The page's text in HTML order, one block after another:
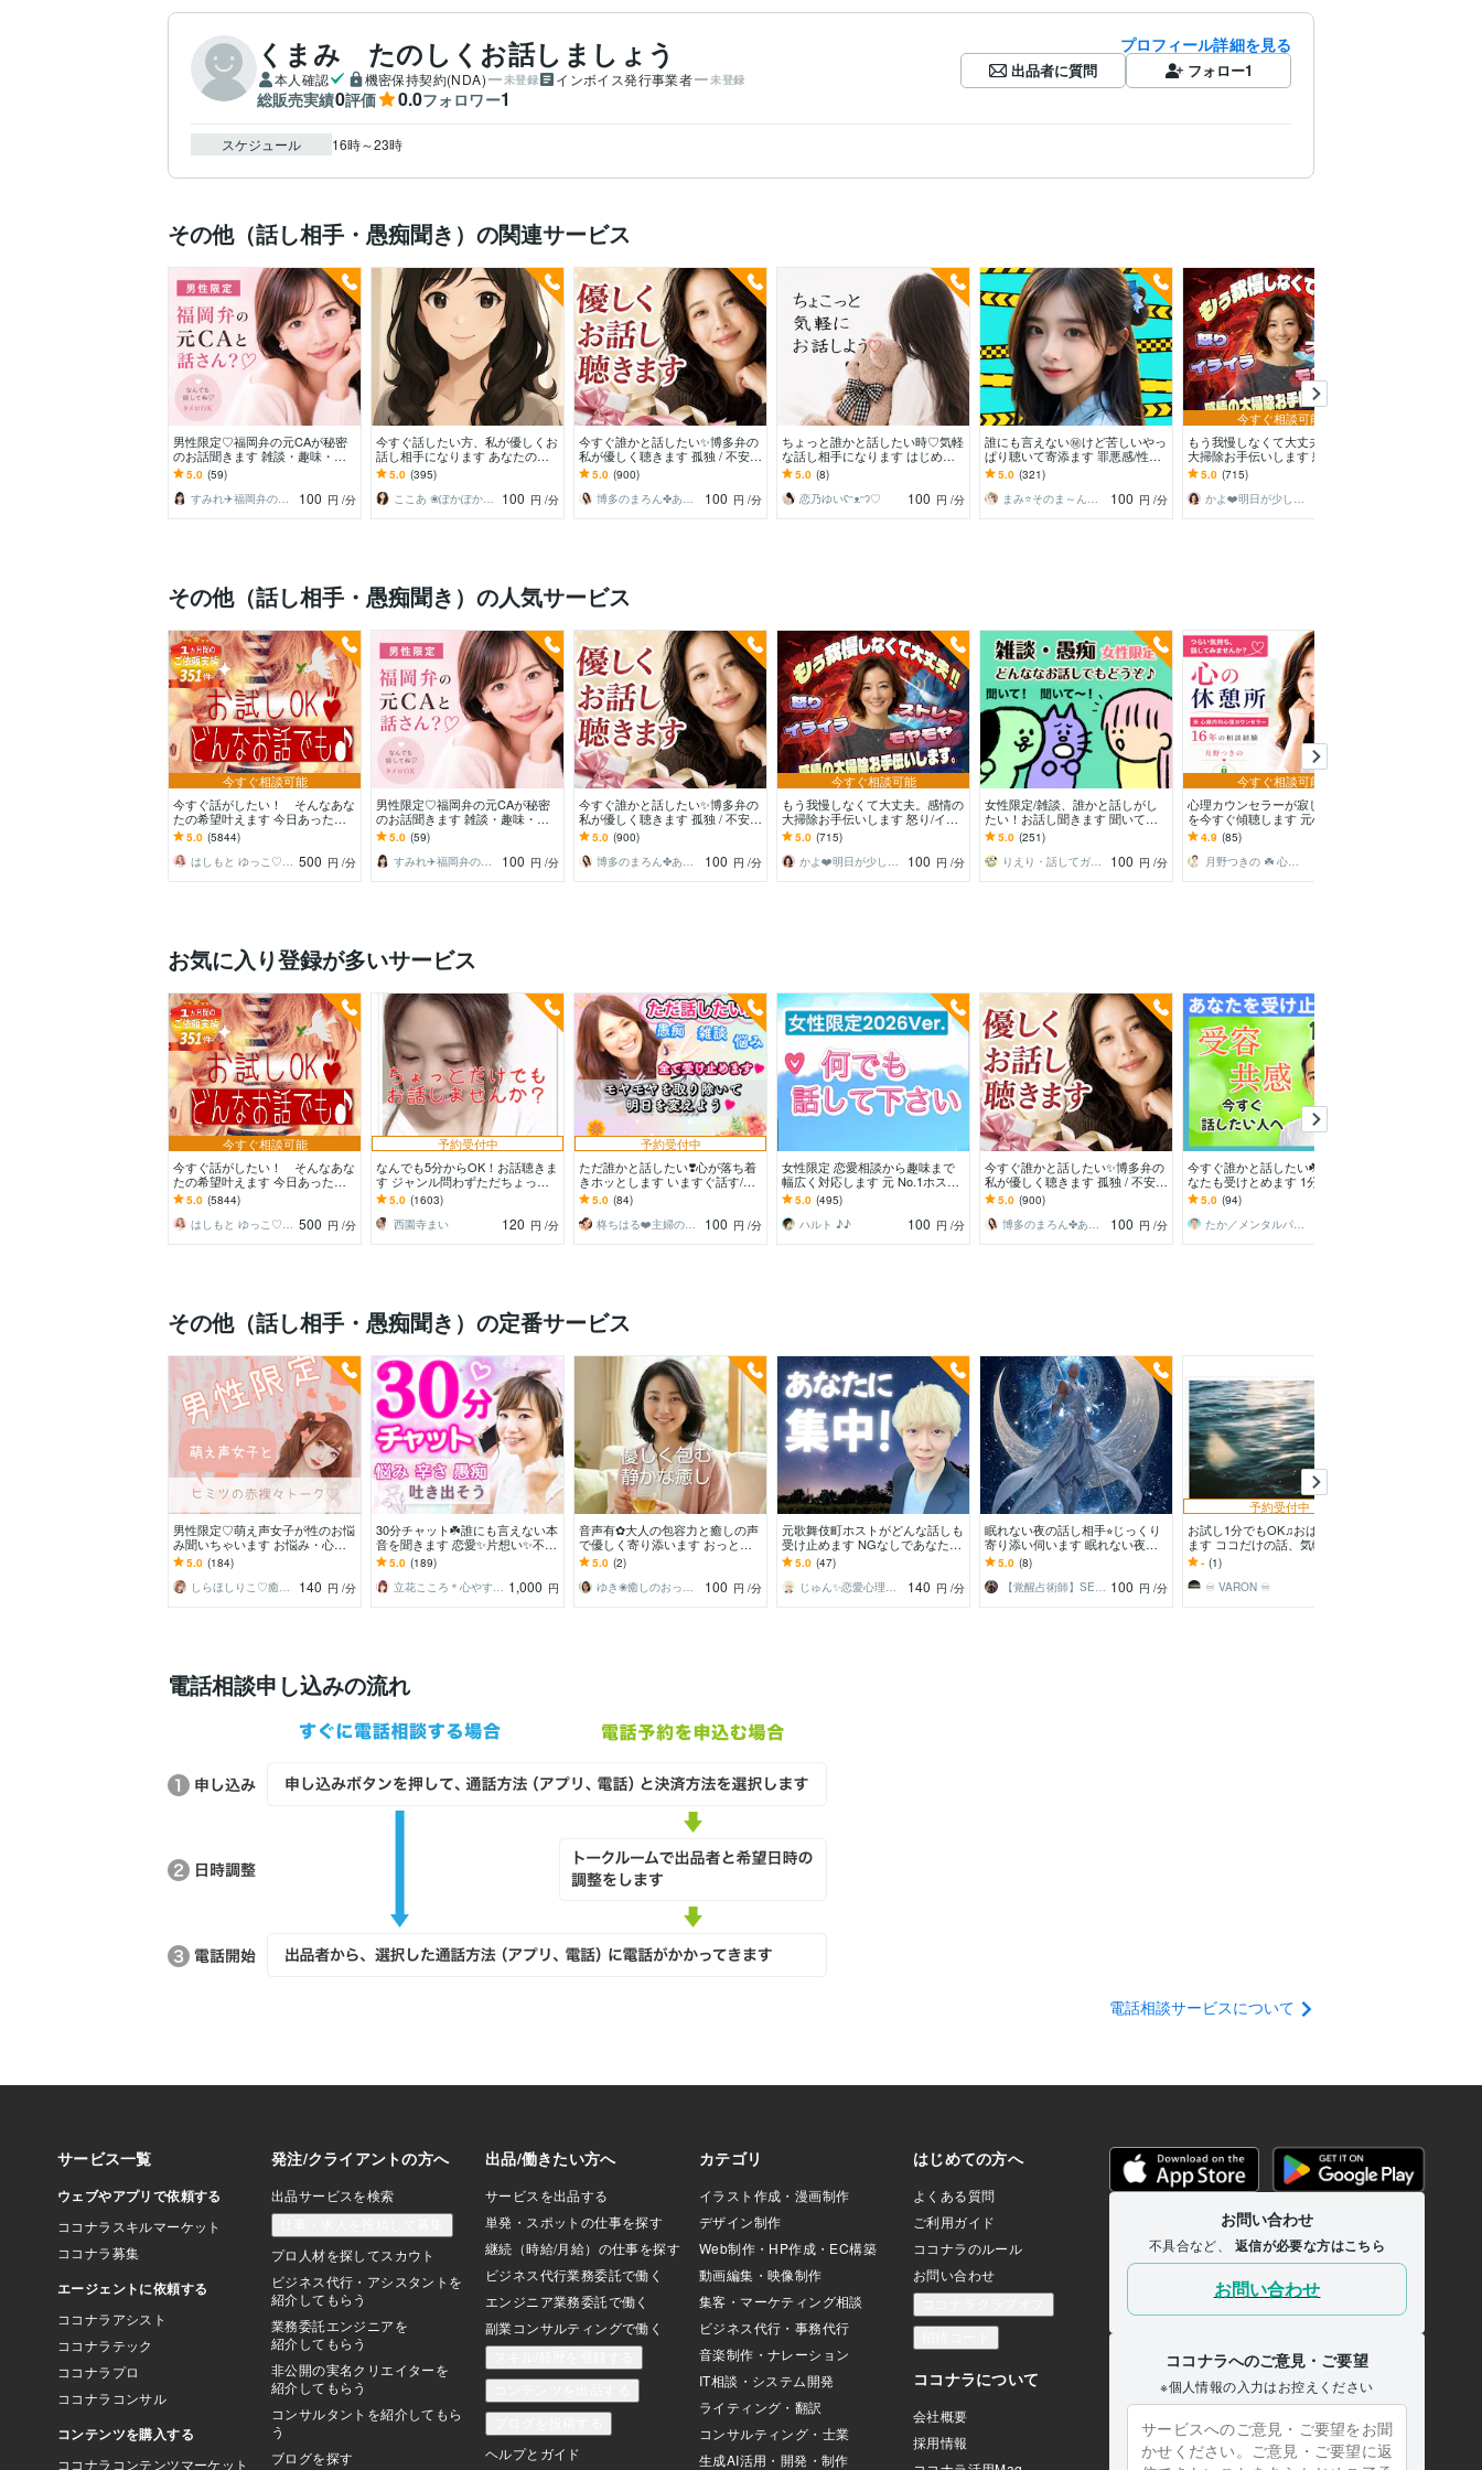
くまみ たのしくお話しましょう
本人確認 機密保持契約(NDA) 未登録 インボイス発行事業者 未登録
総販売実績0評価 0.0フォロワー1
プロフィール詳細を見る
出品者に質問 フォロー1
スケジュール 16時～23時
その他（話し相手・愚痴聞き）の関連サービス
男性限定♡福岡弁の元CAが秘密
のお話聞きます 雑談・趣味・恋
愛・性の悩みなど…な〜んでも聞
くけんね！
5.0 (59)
すみれ✈️福岡弁の元CA
100 円 /分
今すぐ話したい方、私が優しくお
話し相手になります あなたの心
にそっと寄り添う時間を届けます
5.0 (395)
ここあ ❀ぽかぽか相談室❀
100 円 /分
今すぐ誰かと話したい✨博多弁の
私が優しく聴きます 孤独 / 不安 /
心配ごと/うまく話せなくても大
丈夫です
5.0 (900)
博多のまろん✤あなたの心がほどける時間✨
100 円 /分
ちょっと誰かと話したい時♡気軽
な話し相手になります はじめて
の方も安心♡1分から優しくお話
をお聴きします♡
5.0 (8)
恋乃ゆいʕᵔᴥᵔʔ♡
100 円 /分
誰にも言えない㊙️けど苦しいやっ
ぱり聴いて寄添ます 罪悪感/性癖/
嘘/恥/言葉にする事で、あなたが
変わる体験を
5.0 (321)
まみ⭐そのま～んまのあなたでお帰りなさい
100 円 /分
今すぐ相談可能
もう我慢しなくて大丈夫。感情の
大掃除お手伝いします 怒り/イラ
イラ/モヤモヤ/ストレス/焦り/感情
爆発/本音
5.0 (715)
かよ❤️明日が少し楽しみになる場所
その他（話し相手・愚痴聞き）の人気サービス
今すぐ相談可能
今すぐ話がしたい！ そんなあな
たの希望叶えます 今日あったこ
とから深刻な悩みまで☆何でも打
ち明けてください。
5.0 (5844)
はしもと ゆっこ♡救急こころの相談室 500 円 /分
男性限定♡福岡弁の元CAが秘密
のお話聞きます 雑談・趣味・恋
愛・性の悩みなど…な〜んでも聞
くけんね！
5.0 (59)
すみれ✈️福岡弁の元CA
100 円 /分
今すぐ誰かと話したい✨博多弁の
私が優しく聴きます 孤独 / 不安 /
心配ごと/うまく話せなくても大
丈夫です
5.0 (900)
博多のまろん✤あなたの心がほどける時間✨
100 円 /分
今すぐ相談可能
もう我慢しなくて大丈夫。感情の
大掃除お手伝いします 怒り/イラ
イラ/モヤモヤ/ストレス/焦り/感情
爆発/本音
5.0 (715)
かよ❤️明日が少し楽しみになる場所
100 円 /分
女性限定/雑談、誰かと話しがし
たい！お話し聞きます 聞いてほ
しい、話したい、何でもどうぞ！
(^^)
5.0 (251)
りえり・話してガス抜き・ココロ楽に♪
100 円 /分
今すぐ相談可能
心理カウンセラーが寂しさや不安
を今すぐ傾聴します 元心療内科
で勤務☘️ボイスサンプルあり☘️ 1
分からOKです
4.9 (85)
月野つきの ☘️ 心理カウンセラー☘️
お気に入り登録が多いサービス
今すぐ相談可能
今すぐ話がしたい！ そんなあな
たの希望叶えます 今日あったこ
とから深刻な悩みまで☆何でも打
ち明けてください。
5.0 (5844)
はしもと ゆっこ♡救急こころの相談室 500 円 /分
予約受付中
なんでも5分からOK！お話聴きま
す ジャンル問わずただちょっと
だけ誰かと話したい人待ってます
♪
5.0 (1603)
西園寺まい
120 円 /分
予約受付中
ただ誰かと話したい❣️心が落ち着
きホッとします いますぐ話す/雑
談/愚痴/何でも/結婚/恋愛/悩み/繊
細
5.0 (84)
柊ちはる❤️主婦のお悩み相談Room❤️
100 円 /分
女性限定 恋愛相談から趣味まで
幅広く対応します 元 No.1ホスト
と♪ コスパ良く♪ 楽しい時間を♪
5.0 (495)
ハルト ♪♪
100 円 /分
今すぐ誰かと話したい✨博多弁の
私が優しく聴きます 孤独 / 不安 /
心配ごと/うまく話せなくても大
丈夫です
5.0 (900)
博多のまろん✤あなたの心がほどける時間✨
100 円 /分
今すぐ誰かと話したい☘️どんなあ
なたも受けとめます 1分でもOK
◎話すだけで心が軽くなる☘あな
ただけの心の休憩所
5.0 (94)
たか／メンタルパートナー
その他（話し相手・愚痴聞き）の定番サービス
男性限定♡萌え声女子が性のお悩
み聞いちゃいます お悩み・心の
モヤモヤ…全部ぶちまけて！
5.0 (184)
しらほしりこ♡癒し声セラピスト
140 円 /分
30分チャット☘️誰にも言えない本
音を聞きます 恋愛✨片想い✨不倫
✨本音✨性の悩み✨子育て✨雑談✨
浮気✨夫婦
5.0 (189)
立花こころ＊心やすらぐ時間 1,000 円
音声有✿大人の包容力と癒しの声
で優しく寄り添います おっとり
とした時間の中で心に溜まったも
のを全部出しませんか？
5.0 (2)
ゆき❀癒しのおっとりボイス
100 円 /分
元歌舞伎町ホストがどんな話しも
受け止めます NGなしであなたを
肯定し受容し癒します☘️1分から
でも歓迎
5.0 (47)
じゅん✨恋愛心理カウンセラー
140 円 /分
眠れない夜の話し相手⭐︎じっくり
寄り添い伺います 眠れない夜も1
人ではない 誰かに聞いて欲し
い なんでも話そ
5.0 (8)
【覚醒占術師】SEED⋆シード 100 円 /分
予約受付中
お試し1分でもOK♫おはなしきき
ます ココだけの話、気軽におか
けください。
- (1)
♾️ VARON ♾️
電話相談申し込みの流れ
電話相談サービスについて